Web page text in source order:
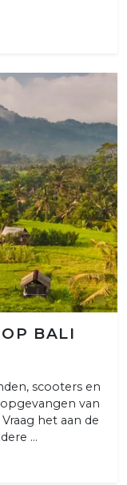
BALI
scooters en
van
het aan de
...